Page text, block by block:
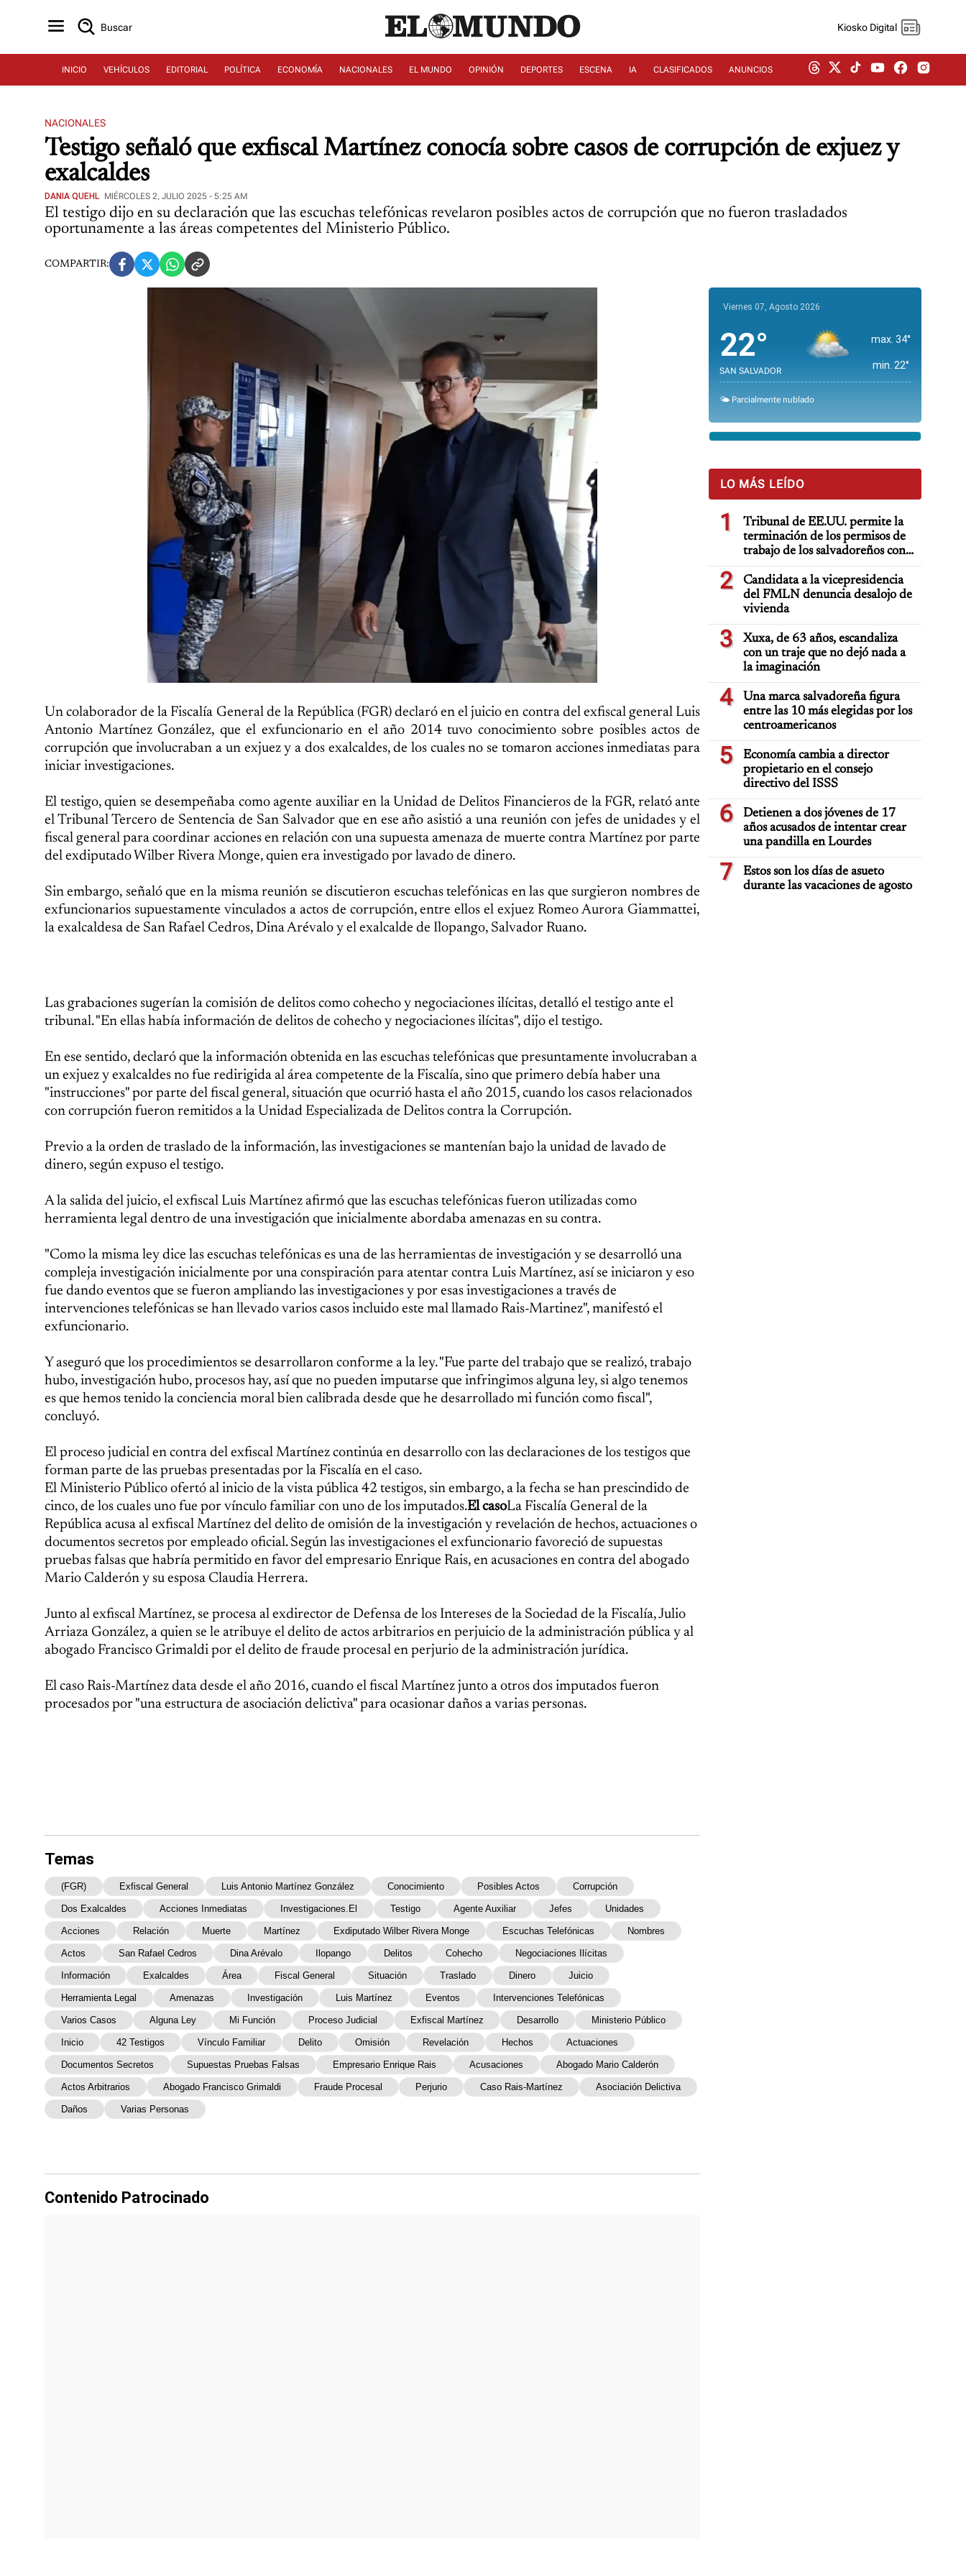
Buscar Kiosko Digital
INICIO VEHÍCULOS EDITORIAL POLÍTICA ECONOMÍA NACIONALES EL MUNDO OPINIÓN DEPORTES ESCENA IA CLASIFICADOS ANUNCIOS
NACIONALES
Testigo señaló que exfiscal Martínez conocía sobre casos de corrupción de exjuez y
exalcaldes
DANIA QUEHL MIÉRCOLES 2, JULIO 2025 - 5:25 AM
El testigo dijo en su declaración que las escuchas telefónicas revelaron posibles actos de corrupción que no fueron trasladados
oportunamente a las áreas competentes del Ministerio Público.
COMPARTIR:
Un colaborador de la Fiscalía General de la República (FGR) declaró en el juicio en contra del exfiscal general Luis
Antonio Martínez González, que el exfuncionario en el año 2014 tuvo conocimiento sobre posibles actos de
corrupción que involucraban a un exjuez y a dos exalcaldes, de los cuales no se tomaron acciones inmediatas para
iniciar investigaciones.
El testigo, quien se desempeñaba como agente auxiliar en la Unidad de Delitos Financieros de la FGR, relató ante
el Tribunal Tercero de Sentencia de San Salvador que en ese año asistió a una reunión con jefes de unidades y el
fiscal general para coordinar acciones en relación con una supuesta amenaza de muerte contra Martínez por parte
del exdiputado Wilber Rivera Monge, quien era investigado por lavado de dinero.
Sin embargo, señaló que en la misma reunión se discutieron escuchas telefónicas en las que surgieron nombres de
exfuncionarios supuestamente vinculados a actos de corrupción, entre ellos el exjuez Romeo Aurora Giammattei,
la exalcaldesa de San Rafael Cedros, Dina Arévalo y el exalcalde de Ilopango, Salvador Ruano.
Las grabaciones sugerían la comisión de delitos como cohecho y negociaciones ilícitas, detalló el testigo ante el
tribunal. "En ellas había información de delitos de cohecho y negociaciones ilícitas", dijo el testigo.
En ese sentido, declaró que la información obtenida en las escuchas telefónicas que presuntamente involucraban a
un exjuez y exalcaldes no fue redirigida al área competente de la Fiscalía, sino que primero debía haber una
"instrucciones" por parte del fiscal general, situación que ocurrió hasta el año 2015, cuando los casos relacionados
con corrupción fueron remitidos a la Unidad Especializada de Delitos contra la Corrupción.
Previo a la orden de traslado de la información, las investigaciones se mantenían bajo la unidad de lavado de
dinero, según expuso el testigo.
A la salida del juicio, el exfiscal Luis Martínez afirmó que las escuchas telefónicas fueron utilizadas como
herramienta legal dentro de una investigación que inicialmente abordaba amenazas en su contra.
"Como la misma ley dice las escuchas telefónicas es una de las herramientas de investigación y se desarrolló una
compleja investigación inicialmente por una conspiración para atentar contra Luis Martínez, así se iniciaron y eso
fue dando eventos que se fueron ampliando las investigaciones y por esas investigaciones a través de
intervenciones telefónicas se han llevado varios casos incluido este mal llamado Rais-Martinez", manifestó el
exfuncionario.
Y aseguró que los procedimientos se desarrollaron conforme a la ley. "Fue parte del trabajo que se realizó, trabajo
hubo, investigación hubo, procesos hay, así que no pueden imputarse que infringimos alguna ley, si algo tenemos
es que hemos tenido la conciencia moral bien calibrada desde que he desarrollado mi función como fiscal",
concluyó.
El proceso judicial en contra del exfiscal Martínez continúa en desarrollo con las declaraciones de los testigos que
forman parte de las pruebas presentadas por la Fiscalía en el caso.
El Ministerio Público ofertó al inicio de la vista pública 42 testigos, sin embargo, a la fecha se han prescindido de
cinco, de los cuales uno fue por vínculo familiar con uno de los imputados.El casoLa Fiscalía General de la
República acusa al exfiscal Martínez del delito de omisión de la investigación y revelación de hechos, actuaciones o
documentos secretos por empleado oficial. Según las investigaciones el exfuncionario favoreció de supuestas
pruebas falsas que habría permitido en favor del empresario Enrique Rais, en acusaciones en contra del abogado
Mario Calderón y su esposa Claudia Herrera.
Junto al exfiscal Martínez, se procesa al exdirector de Defensa de los Intereses de la Sociedad de la Fiscalía, Julio
Arriaza González, a quien se le atribuye el delito de actos arbitrarios en perjuicio de la administración pública y al
abogado Francisco Grimaldi por el delito de fraude procesal en perjurio de la administración jurídica.
El caso Rais-Martínez data desde el año 2016, cuando el fiscal Martínez junto a otros dos imputados fueron
procesados por "una estructura de asociación delictiva" para ocasionar daños a varias personas.
Temas
(FGR) Exfiscal General Luis Antonio Martínez González Conocimiento Posibles Actos Corrupción
Dos Exalcaldes Acciones Inmediatas Investigaciones.El Testigo Agente Auxiliar Jefes Unidades
Acciones Relación Muerte Martínez Exdiputado Wilber Rivera Monge Escuchas Telefónicas Nombres
Actos San Rafael Cedros Dina Arévalo Ilopango Delitos Cohecho Negociaciones Ilícitas
Información Exalcaldes Área Fiscal General Situación Traslado Dinero Juicio
Herramienta Legal Amenazas Investigación Luis Martínez Eventos Intervenciones Telefónicas
Varios Casos Alguna Ley Mi Función Proceso Judicial Exfiscal Martínez Desarrollo Ministerio Público
Inicio 42 Testigos Vínculo Familiar Delito Omisión Revelación Hechos Actuaciones
Documentos Secretos Supuestas Pruebas Falsas Empresario Enrique Rais Acusaciones Abogado Mario Calderón
Actos Arbitrarios Abogado Francisco Grimaldi Fraude Procesal Perjurio Caso Rais-Martínez Asociación Delictiva
Daños Varias Personas
Contenido Patrocinado
Viernes 07, Agosto 2026
22°
SAN SALVADOR
max. 34°
min. 22°
🌤️ Parcialmente nublado
LO MÁS LEÍDO
1
Tribunal de EE.UU. permite la
terminación de los permisos de
trabajo de los salvadoreños con
TPS
2
Candidata a la vicepresidencia
del FMLN denuncia desalojo de
vivienda
3
Xuxa, de 63 años, escandaliza
con un traje que no dejó nada a
la imaginación
4
Una marca salvadoreña figura
entre las 10 más elegidas por los
centroamericanos
5
Economía cambia a director
propietario en el consejo
directivo del ISSS
6
Detienen a dos jóvenes de 17
años acusados de intentar crear
una pandilla en Lourdes
7
Estos son los días de asueto
durante las vacaciones de agosto